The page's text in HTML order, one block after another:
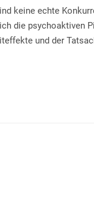
keine echte
die psychoaktiven
und der